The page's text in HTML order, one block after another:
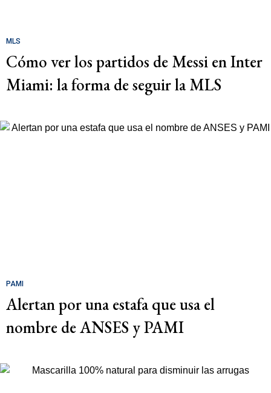
MLS
Cómo ver los partidos de Messi en Inter
Miami: la forma de seguir la MLS
PAMI
Alertan por una estafa que usa el
nombre de ANSES y PAMI